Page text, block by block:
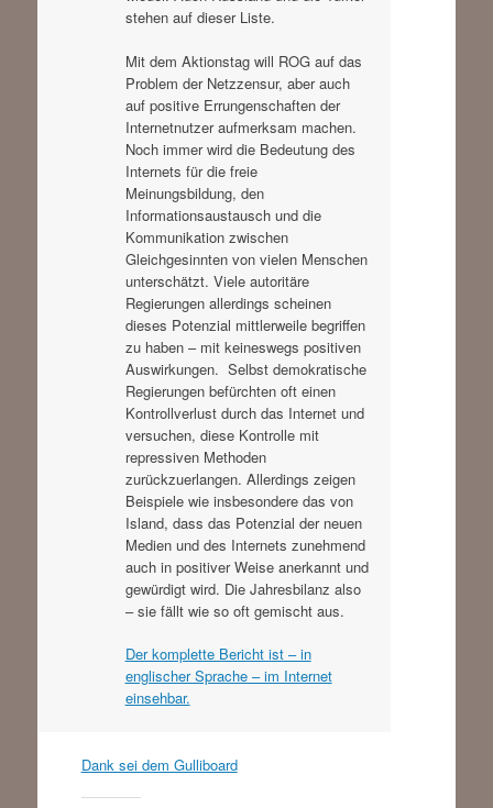
stehen auf dieser Liste.
Mit dem Aktionstag will ROG auf das
Problem der Netzzensur, aber auch
auf positive Errungenschaften der
Internetnutzer aufmerksam machen.
Noch immer wird die Bedeutung des
Internets für die freie
Meinungsbildung, den
Informationsaustausch und die
Kommunikation zwischen
Gleichgesinnten von vielen Menschen
unterschätzt. Viele autoritäre
Regierungen allerdings scheinen
dieses Potenzial mittlerweile begriffen
zu haben – mit keineswegs positiven
Auswirkungen. Selbst demokratische
Regierungen befürchten oft einen
Kontrollverlust durch das Internet und
versuchen, diese Kontrolle mit
repressiven Methoden
zurückzuerlangen. Allerdings zeigen
Beispiele wie insbesondere das von
Island, dass das Potenzial der neuen
Medien und des Internets zunehmend
auch in positiver Weise anerkannt und
gewürdigt wird. Die Jahresbilanz also
– sie fällt wie so oft gemischt aus.
Der komplette Bericht ist – in
englischer Sprache – im Internet
einsehbar.
Dank sei dem Gulliboard